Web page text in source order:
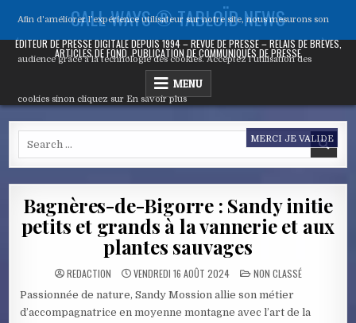
content
CALL WAYS ® TABLOÏD NEWS
ÉDITEUR DE PRESSE DIGITALE DEPUIS 1994 – REVUE DE PRESSE – RELAIS DE BRÈVES,
ARTICLES DE FOND, PUBLICATION DE COMMUNIQUÉS DE PRESSE
MENU
Bagnères-de-Bigorre : Sandy initie
petits et grands à la vannerie et aux
plantes sauvages
REDACTION VENDREDI 16 AOÛT 2024 POSTED
IN
NON CLASSÉ
Passionnée de nature, Sandy Mossion allie son métier
d’accompagnatrice en moyenne montagne avec l’art de la
Afin d'améliorer l’expérience utilisateur sur notre site, nous mesurons son
audience grâce à la technologie des cookies. Acceptez l’utilisation des
cookies sinon cliquez sur En savoir plus
MERCI JE VALIDE